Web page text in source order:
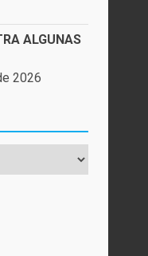
ALGUNAS
2026